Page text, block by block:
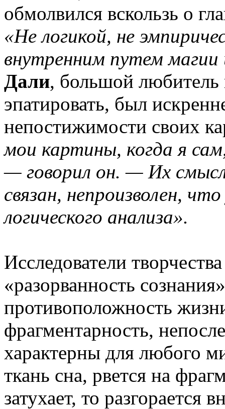
обмолвился вскользь о
«Не логикой, не
внутренним путем магии
Дали, большой любитель
эпатировать, был
непостижимости своих
мои картины, когда я
— говорил он. — Их
связан, непроизволен,
логического анализа».
Исследователи
«разорванность
противоположность
фрагментарность,
характерны для любого
ткань сна, рвется на
затухает, то разгорается